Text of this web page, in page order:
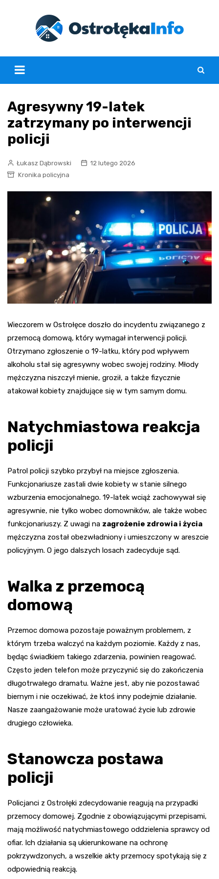
Agresywny 19-latek
zatrzymany po interwencji
policji
Łukasz Dąbrowski
12 lutego 2026
Kronika policyjna
Wieczorem w Ostrołęce doszło do incydentu związanego z
przemocą domową, który wymagał interwencji policji.
Otrzymano zgłoszenie o 19-latku, który pod wpływem
alkoholu stał się agresywny wobec swojej rodziny. Młody
mężczyzna niszczył mienie, groził, a także fizycznie
atakował kobiety znajdujące się w tym samym domu.
Natychmiastowa reakcja
policji
Patrol policji szybko przybył na miejsce zgłoszenia.
Funkcjonariusze zastali dwie kobiety w stanie silnego
wzburzenia emocjonalnego. 19-latek wciąż zachowywał się
agresywnie, nie tylko wobec domowników, ale także wobec
funkcjonariuszy. Z uwagi na zagrożenie zdrowia i życia
mężczyzna został obezwładniony i umieszczony w areszcie
policyjnym. O jego dalszych losach zadecyduje sąd.
Walka z przemocą
domową
Przemoc domowa pozostaje poważnym problemem, z
którym trzeba walczyć na każdym poziomie. Każdy z nas,
będąc świadkiem takiego zdarzenia, powinien reagować.
Często jeden telefon może przyczynić się do zakończenia
długotrwałego dramatu. Ważne jest, aby nie pozostawać
biernym i nie oczekiwać, że ktoś inny podejmie działanie.
Nasze zaangażowanie może uratować życie lub zdrowie
drugiego człowieka.
Stanowcza postawa
policji
Policjanci z Ostrołęki zdecydowanie reagują na przypadki
przemocy domowej. Zgodnie z obowiązującymi przepisami,
mają możliwość natychmiastowego oddzielenia sprawcy od
ofiar. Ich działania są ukierunkowane na ochronę
pokrzywdzonych, a wszelkie akty przemocy spotykają się z
odpowiednią reakcją.